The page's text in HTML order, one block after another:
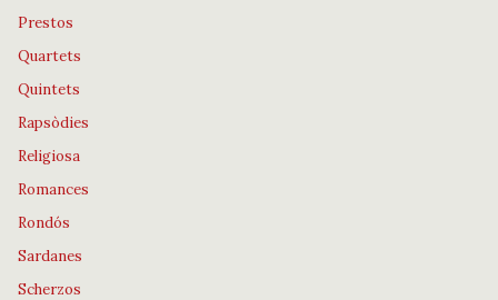
Prestos
Quartets
Quintets
Rapsòdies
Religiosa
Romances
Rondós
Sardanes
Scherzos